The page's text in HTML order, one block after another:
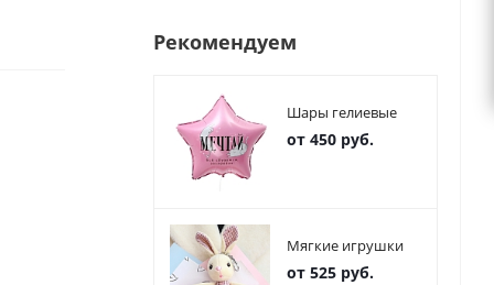
Рекомендуем
Шары гелиевые
от 450 руб.
Мягкие игрушки
от 525 руб.